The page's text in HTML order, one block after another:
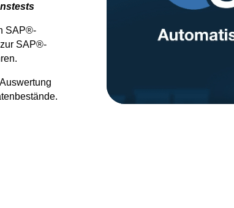
SAP®-
SAP®-